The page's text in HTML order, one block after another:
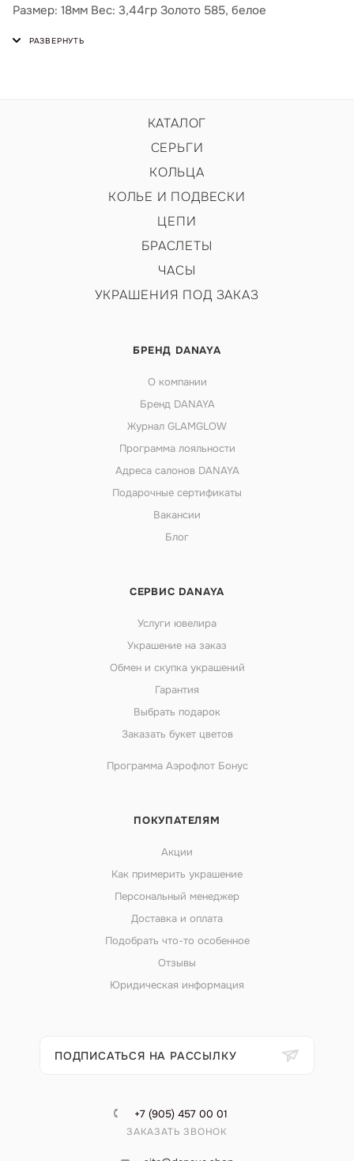
Размер: 18мм Вес: 3,44гр Золото 585, белое
КАТАЛОГ
СЕРЬГИ
КОЛЬЦА
КОЛЬЕ И ПОДВЕСКИ
ЦЕПИ
БРАСЛЕТЫ
ЧАСЫ
УКРАШЕНИЯ ПОД ЗАКАЗ
БРЕНД DANAYA
О компании
Бренд DANAYA
Журнал GLAMGLOW
Программа лояльности
Адреса салонов DANAYA
Подарочные сертификаты
Вакансии
Блог
СЕРВИС DANAYA
Услуги ювелира
Украшение на заказ
Обмен и скупка украшений
Гарантия
Выбрать подарок
Заказать букет цветов
Программа Аэрофлот Бонус
ПОКУПАТЕЛЯМ
Акции
Как примерить украшение
Персональный менеджер
Доставка и оплата
Подобрать что-то особенное
Отзывы
Юридическая информация
ПОДПИСАТЬСЯ НА РАССЫЛКУ
+7 (905) 457 00 01
ЗАКАЗАТЬ ЗВОНОК